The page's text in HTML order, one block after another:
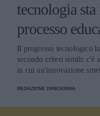
tecnologia
processo
Il progresso tecnologico
secondo criteri simili: c'è
in cui un'innovazione
REDAZIONE DIREDONNA